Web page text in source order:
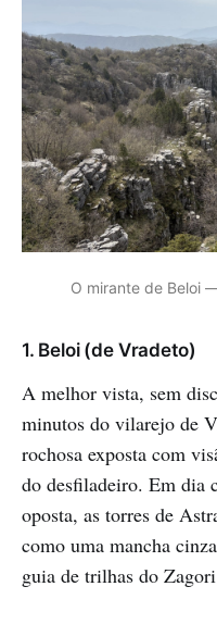
O mirante de Beloi
1. Beloi (de Vradeto)
A melhor vista, sem
minutos do vilarejo de
rochosa exposta com
do desfiladeiro. Em dia
oposta, as torres de
como uma mancha
guia de trilhas do